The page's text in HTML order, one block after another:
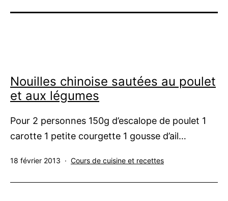
Nouilles chinoise sautées au poulet
et aux légumes
Pour 2 personnes 150g d’escalope de poulet 1
carotte 1 petite courgette 1 gousse d’ail…
Publié
18 février 2013
Catégorisé
Cours de cuisine et recettes